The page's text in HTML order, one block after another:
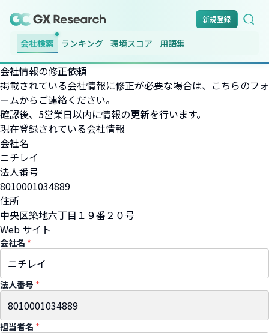
新規登録
会社検索 ランキング 環境スコア 用語集
会社情報の修正依頼
掲載されている会社情報に修正が必要な場合は、こちらのフォ
ームからご連絡ください。
確認後、5営業日以内に情報の更新を行います。
現在登録されている会社情報
会社名
ニチレイ
法人番号
8010001034889
住所
中央区築地六丁目１９番２０号
Web サイト
会社名 *
法人番号 *
担当者名 *